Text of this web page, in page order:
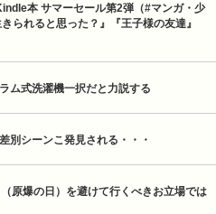
本 サマーセール第2弾（#マンガ・少
られると思った？』『王子様の友達』
ム式洗濯機一択だと力説する
別シーンこ発見される・・・
原爆の日）を避けて行くべきお立場では